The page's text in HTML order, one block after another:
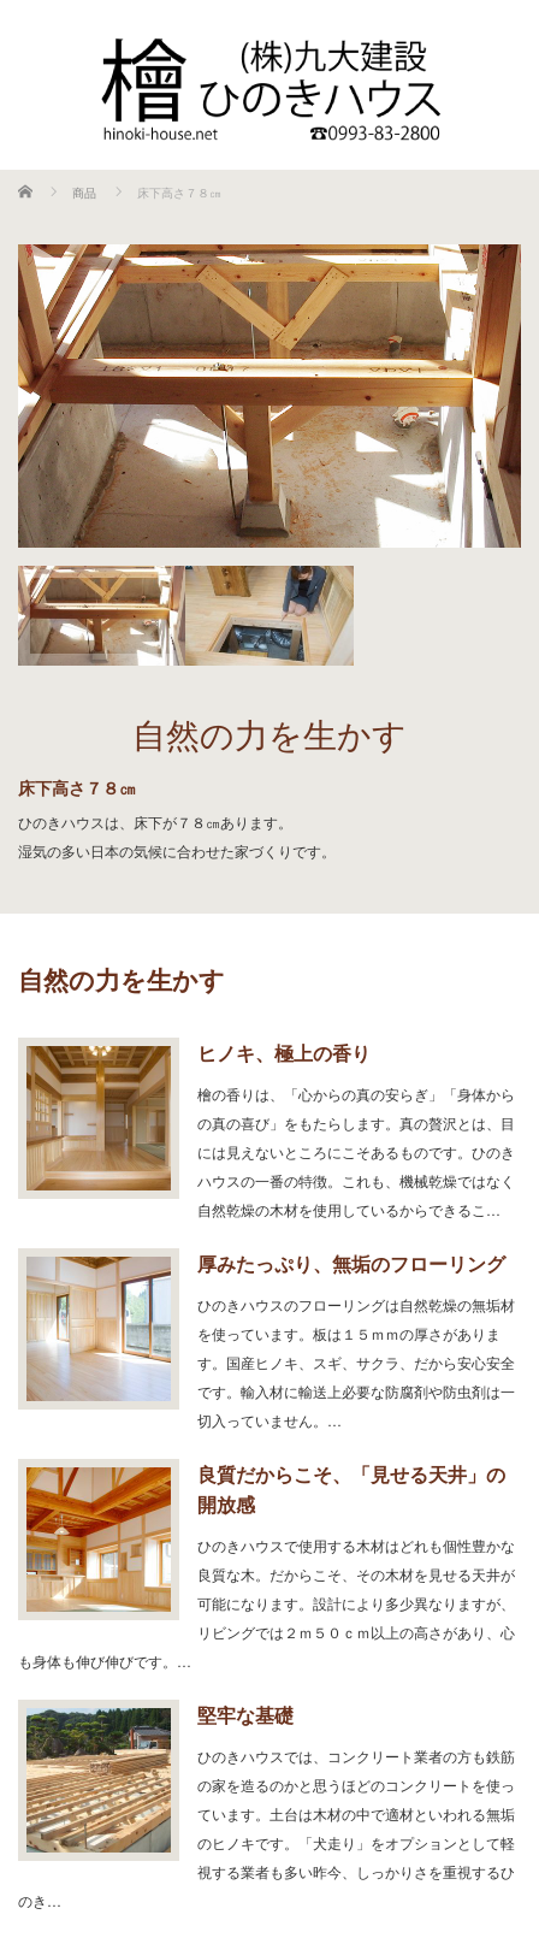
ホーム 商品 床下高さ７８㎝
自然の力を生かす
床下高さ７８㎝
ひのきハウスは、床下が７８㎝あります。
湿気の多い日本の気候に合わせた家づくりです。
自然の力を生かす
ヒノキ、極上の香り
檜の香りは、「心からの真の安らぎ」「身体から
の真の喜び」をもたらします。真の贅沢とは、目
には見えないところにこそあるものです。ひのき
ハウスの一番の特徴。これも、機械乾燥ではなく
自然乾燥の木材を使用しているからできるこ…
厚みたっぷり、無垢のフローリング
ひのきハウスのフローリングは自然乾燥の無垢材
を使っています。板は１５ｍｍの厚さがありま
す。国産ヒノキ、スギ、サクラ、だから安心安全
です。輸入材に輸送上必要な防腐剤や防虫剤は一
切入っていません。…
良質だからこそ、「見せる天井」の
開放感
ひのきハウスで使用する木材はどれも個性豊かな
良質な木。だからこそ、その木材を見せる天井が
可能になります。設計により多少異なりますが、
リビングでは２ｍ５０ｃｍ以上の高さがあり、心
も身体も伸び伸びです。…
堅牢な基礎
ひのきハウスでは、コンクリート業者の方も鉄筋
の家を造るのかと思うほどのコンクリートを使っ
ています。土台は木材の中で適材といわれる無垢
のヒノキです。「犬走り」をオプションとして軽
視する業者も多い昨今、しっかりさを重視するひ
のき…